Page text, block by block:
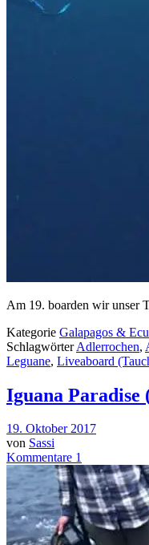
Am 19. boarden wir unser
Kategorie Galapagos &
SchlagwörterAdlerrochen,
Leguane, Liveaboard
Iguana Paradise
19. Oktober 2017
von Sassi
Kommentare 1